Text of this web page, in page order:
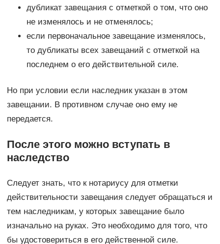
дубликат завещания с отметкой о том, что оно
не изменялось и не отменялось;
если первоначальное завещание изменялось,
то дубликаты всех завещаний с отметкой на
последнем о его действительной силе.
Но при условии если наследник указан в этом
завещании. В противном случае оно ему не
передается.
После этого можно вступать в
наследство
Следует знать, что к нотариусу для отметки
действительности завещания следует обращаться и
тем наследникам, у которых завещание было
изначально на руках. Это необходимо для того, что
бы удостовериться в его действенной силе.